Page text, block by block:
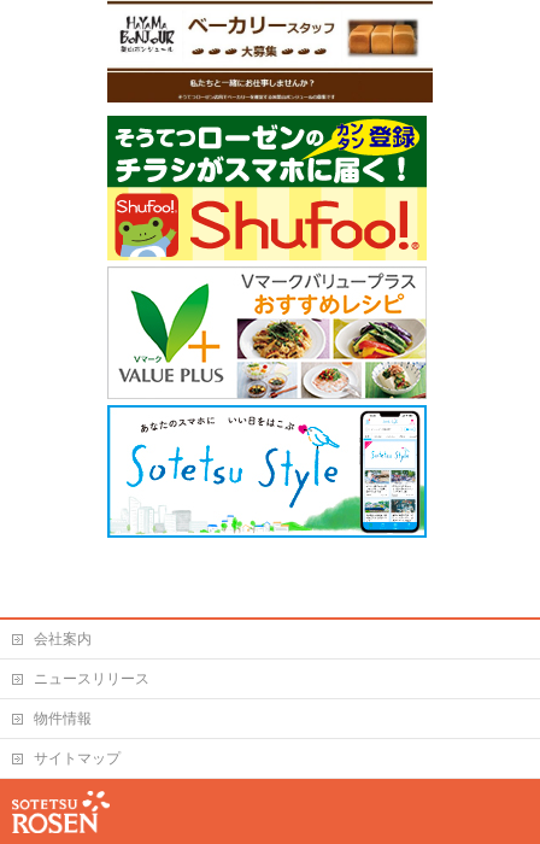
会社案内
ニュースリリース
物件情報
サイトマップ